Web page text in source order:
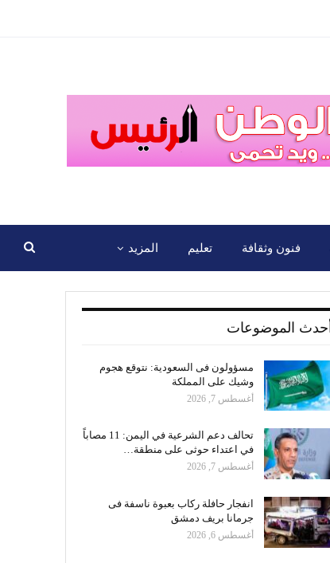
فنون وثقافة تعليم المزيد
أحدث الموضوعات
مسؤولون فى السعودية: نتوقع هجوم
وشيك على المملكة
أغسطس 7, 2026
تحالف دعم الشرعية في اليمن: 11 مصاباً
في اعتداء حوثى على منطقة…
أغسطس 7, 2026
انفجار حافلة ركاب بعبوة ناسفة فى
جرمانا بريف دمشق
أغسطس 6, 2026